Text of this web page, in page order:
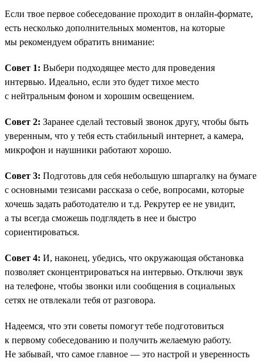
Если твое первое собеседование проходит в онлайн-формате,
есть несколько дополнительных моментов, на которые
мы рекомендуем обратить внимание:
Совет 1: Выбери подходящее место для проведения
интервью. Идеально, если это будет тихое место
с нейтральным фоном и хорошим освещением.
Совет 2: Заранее сделай тестовый звонок другу, чтобы быть
уверенным, что у тебя есть стабильный интернет, а камера,
микрофон и наушники работают хорошо.
Совет 3: Подготовь для себя небольшую шпаргалку на бумаге
с основными тезисами рассказа о себе, вопросами, которые
хочешь задать работодателю и т.д. Рекрутер ее не увидит,
а ты всегда сможешь подглядеть в нее и быстро
сориентироваться.
Совет 4: И, наконец, убедись, что окружающая обстановка
позволяет сконцентрироваться на интервью. Отключи звук
на телефоне, чтобы звонки или сообщения в социальных
сетях не отвлекали тебя от разговора.
Надеемся, что эти советы помогут тебе подготовиться
к первому собеседованию и получить желаемую работу.
Не забывай, что самое главное — это настрой и уверенность